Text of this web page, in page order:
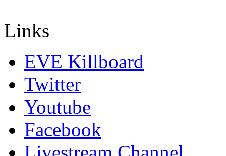
Links
EVE Killboard
Twitter
Youtube
Facebook